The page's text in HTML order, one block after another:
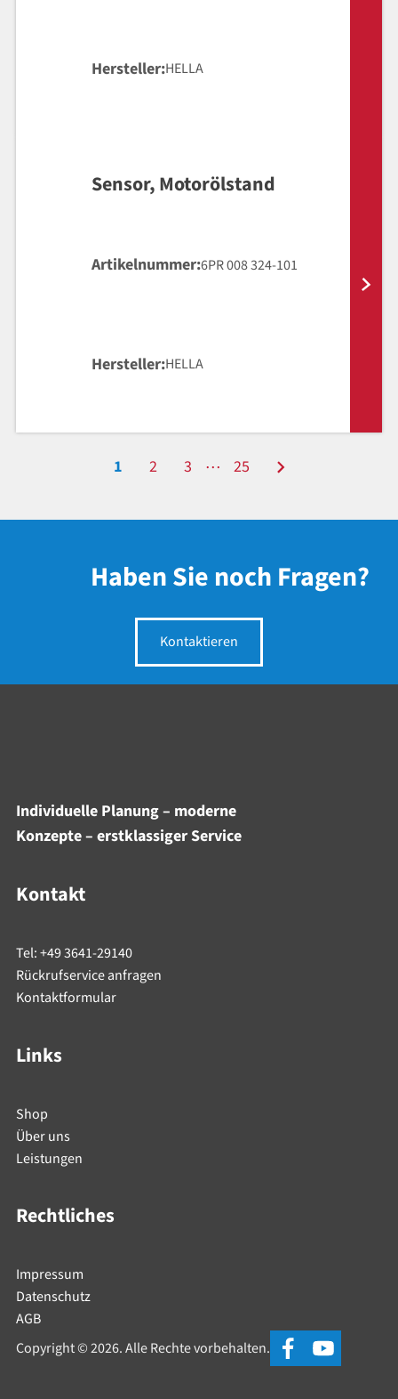
Hersteller HELLA
Sensor, Motorölstand
Artikelnummer 6PR 008 324-101
Hersteller HELLA
1 2 3 … 25
Haben Sie noch Fragen?
Kontaktieren
Individuelle Planung – moderne
Konzepte – erstklassiger Service
Kontakt
Tel: +49 3641-29140
Rückrufservice anfragen
Kontaktformular
Links
Shop
Über uns
Leistungen
Rechtliches
Impressum
Datenschutz
AGB
Copyright © 2026. Alle Rechte vorbehalten.